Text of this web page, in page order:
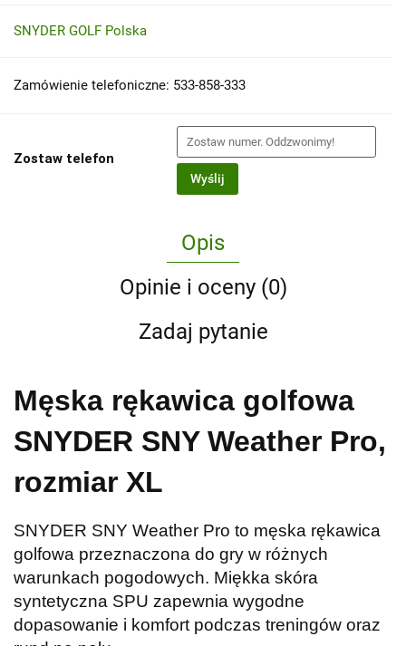
SNYDER GOLF Polska
Zamówienie telefoniczne: 533-858-333
Zostaw telefon
Wyślij
Opis
Opinie i oceny (0)
Zadaj pytanie
Męska rękawica golfowa
SNYDER SNY Weather Pro,
rozmiar XL
SNYDER SNY Weather Pro to męska rękawica
golfowa przeznaczona do gry w różnych
warunkach pogodowych. Miękka skóra
syntetyczna SPU zapewnia wygodne
dopasowanie i komfort podczas treningów oraz